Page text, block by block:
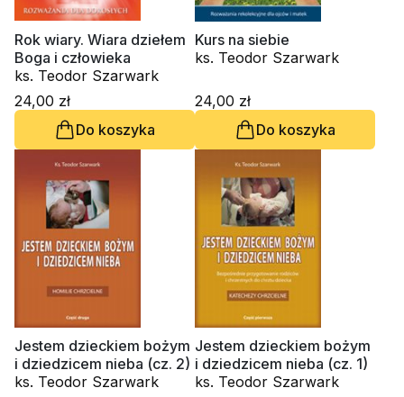
Rok wiary. Wiara dziełem
Boga i człowieka
ks. Teodor Szarwark
24,00 zł
Do koszyka
Kurs na siebie
ks. Teodor Szarwark
24,00 zł
Do koszyka
Jestem dzieckiem bożym
i dziedzicem nieba (cz. 2)
ks. Teodor Szarwark
Jestem dzieckiem bożym
i dziedzicem nieba (cz. 1)
ks. Teodor Szarwark